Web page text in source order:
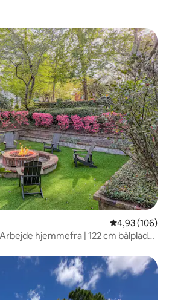
4,93 ud af 5 i
4,93 (106)
hjemmefra | 122 cm bålplads |